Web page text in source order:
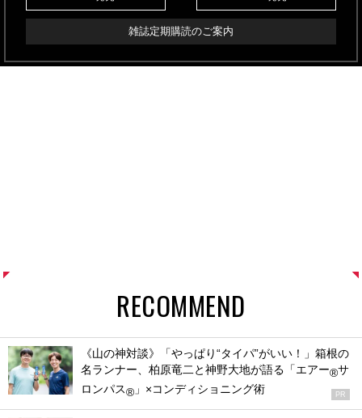
雑誌定期購読のご案内
RECOMMEND
《山の神対談》「やっぱり“タイパ”がいい！」箱根の
名ランナー、柏原竜二と神野大地が語る「エアー®サ
ロンパス® 」×コンディショニング術 PR